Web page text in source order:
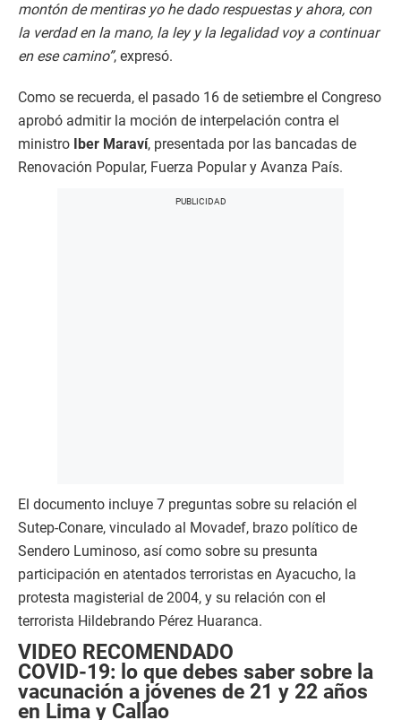
montón de mentiras yo he dado respuestas y ahora, con
la verdad en la mano, la ley y la legalidad voy a continuar
en ese camino”, expresó.
Como se recuerda, el pasado 16 de setiembre el Congreso
aprobó admitir la moción de interpelación contra el
ministro
Iber Maraví, presentada por las bancadas de
Renovación Popular, Fuerza Popular y Avanza País.
El documento incluye 7 preguntas sobre su relación el
Sutep-Conare, vinculado al Movadef, brazo político de
Sendero Luminoso, así como sobre su presunta
participación en atentados terroristas en Ayacucho, la
protesta magisterial de 2004, y su relación con el
terrorista Hildebrando Pérez Huaranca.
VIDEO RECOMENDADO
COVID-19: lo que debes saber sobre la
vacunación a jóvenes de 21 y 22 años
en Lima y Callao